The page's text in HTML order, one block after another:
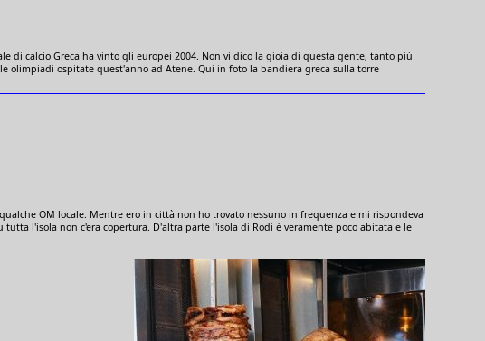
di calcio Greca ha vinto gli europei 2004. Non vi dico la gioia di questa gente, tanto più
olimpiadi ospitate quest'anno ad Atene. Qui in foto la bandiera greca sulla torre
OM locale. Mentre ero in città non ho trovato nessuno in frequenza e mi rispondeva
l'isola non c'era copertura. D'altra parte l'isola di Rodi è veramente poco abitata e le